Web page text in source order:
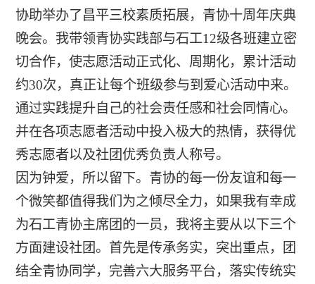
协助举办了昌平三校素质拓展，青协十周年庆典
晚会。我带领青协实践部与石工12级各班建立密
切合作，使志愿活动正式化、周期化，累计活动
约30次，真正让每个班级参与到爱心活动中来。
通过实践提升自己的社会责任感和社会同情心。
并在各项志愿者活动中投入极大的热情，获得优
秀志愿者以及社团优秀负责人称号。
因为钟爱，所以留下。青协的每一份友谊和每一
个微笑都值得我们为之倾尽全力，如果我有幸成
为石工青协主席团的一员，我将主要从以下三个
方面建设社团。首先是传承务实，突出重点，团
结全青协同学，完善六大服务平台，落实传统实